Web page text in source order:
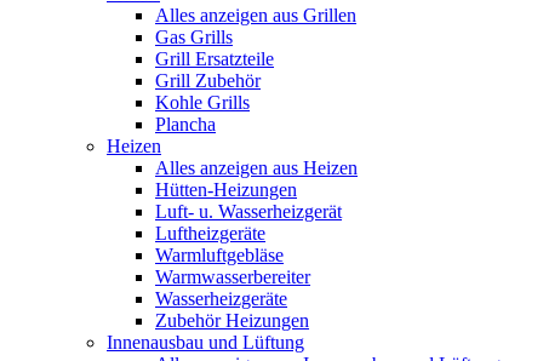
Alles anzeigen aus Grillen
Gas Grills
Grill Ersatzteile
Grill Zubehör
Kohle Grills
Plancha
Heizen
Alles anzeigen aus Heizen
Hütten-Heizungen
Luft- u. Wasserheizgerät
Luftheizgeräte
Warmluftgebläse
Warmwasserbereiter
Wasserheizgeräte
Zubehör Heizungen
Innenausbau und Lüftung